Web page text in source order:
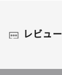
レビュー